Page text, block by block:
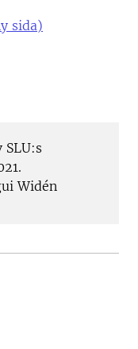
sida)
Widén